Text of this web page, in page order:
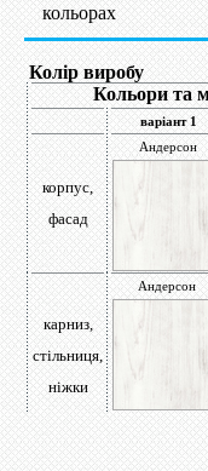
кольорах
Колір виробу
Кольори та
варіант 1
корпус,
фасад
Андерсон
Андерсон
карниз,
стільниця,
ніжки